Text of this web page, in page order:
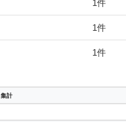
1件
1件
1件
計